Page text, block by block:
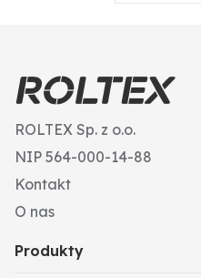
ROLTEX Sp. z o.o.
NIP 564-000-14-88
Kontakt
O nas
Produkty